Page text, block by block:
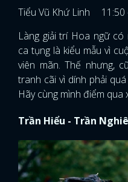
Tiểu Vũ Khứ Linh
Làng giải trí Hoa ngữ
ca tụng là kiểu mẫu vì
viên mãn. Thế nhưng,
tranh cãi vì dính phải
Hãy cùng mình điểm
Trần Hiểu - Trần